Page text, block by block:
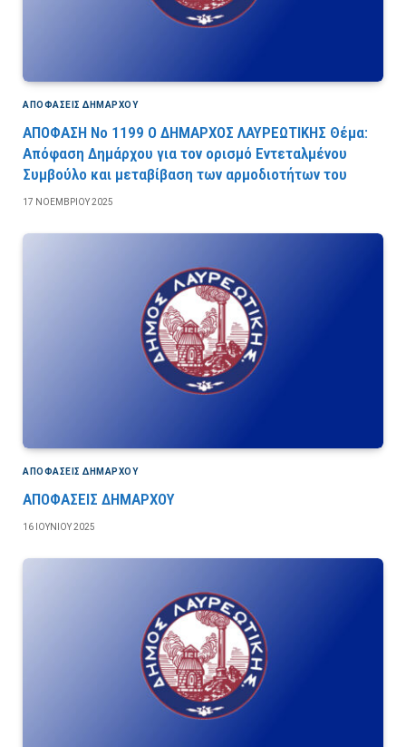
ΑΠΟΦΆΣΕΙΣ ΔΗΜΆΡΧΟΥ
ΑΠΟΦΑΣΗ Νο 1199 Ο ΔΗΜΑΡΧΟΣ ΛΑΥΡΕΩΤΙΚΗΣ Θέμα:
Απόφαση Δημάρχου για τον ορισμό Εντεταλμένου
Συμβούλο και μεταβίβαση των αρμοδιοτήτων του
17 ΝΟΕΜΒΡΊΟΥ 2025
ΑΠΟΦΆΣΕΙΣ ΔΗΜΆΡΧΟΥ
ΑΠΟΦΑΣΕΙΣ ΔΗΜΑΡΧΟΥ
16 ΙΟΥΝΊΟΥ 2025